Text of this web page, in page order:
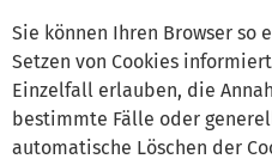
Sie können Ihren Browser so
Setzen von Cookies
Einzelfall erlauben, die
bestimmte Fälle oder
automatische Löschen der